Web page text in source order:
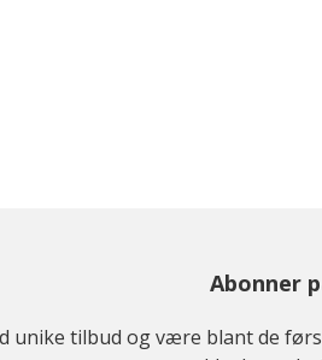
Abonner
unike tilbud og være blant de